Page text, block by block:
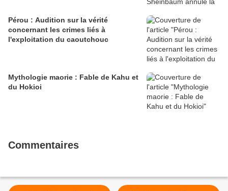
Pérou : Audition sur la vérité
concernant les crimes liés à
l'exploitation du caoutchouc
Mythologie maorie : Fable de Kahu et
du Hokioi
Commentaires